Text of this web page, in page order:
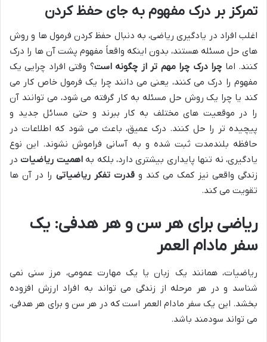
تمرکز بر درک مفهوم به جای حفظ کردن
اغلب افراد در یادگیری ریاضی، به دنبال حفظ کردن فرمول ها و روش
های حل مسئله هستند، بدون اینکه واقعاً مفهوم پشت آن ها را درک
کنند. اما چرا درک چرا مهم تر از چگونه است؟ وقتی افراد چرایی یک
مفهوم را درک می کنند، یعنی می دانند چرا یک فرمول خاص کار می
کند یا چرا یک روش حل مسئله به کار گرفته می شود، می توانند آن
را در موقعیت های مختلف به کار ببرند و حتی مسائل جدید و
پیچیده تر را حل کنند. درک عمیق، باعث می شود که اطلاعات در
حافظه بلندمدت ثبت شده و به آسانی فراموش نشوند. این نوع
یادگیری، نه تنها پایداری بیشتری دارد، بلکه بهاهمیت ریاضیات در
زندگی واقعی نیز کمک می کند و قدرت تفکر ریاضیاتی را در آن ها
تقویت می کند.
ریاضی برای هر سن و هر هدفی: یک
سفر مادام العمر
ریاضیات، همانند یک زبان یا یک مهارت عمومی، مرز سنی نمی
شناسد و در هر مرحله از زندگی می تواند به افراد ارزش افزوده
بخشد. این یک سفر مادام العمر است که در هر سن و برای هر هدفی،
می تواند سودمند باشد.